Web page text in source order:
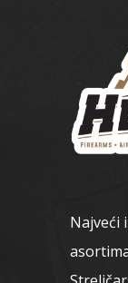
Najveći